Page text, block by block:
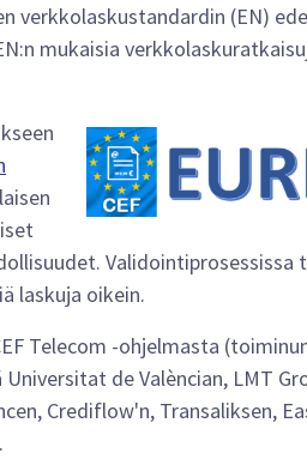
verkkolaskustandardin (EN)
mukaisia
Validointiprosessissa
laskuja oikein.
Telecom -ohjelmasta
de Valèncian, LMT
Crediflow'n, Transaliksen,